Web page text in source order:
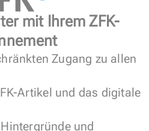
mit Ihrem ZFK-
Zugang zu allen
Artikel und das digitale
und